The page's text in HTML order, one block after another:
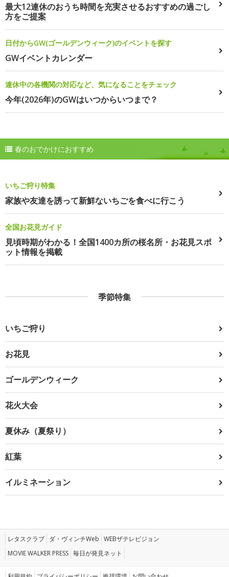
最大12連休のおうち時間を充実させるおすすめの過ごし
方をご提案
日付からGW(ゴールデンウィーク)のイベントを探す
GWイベントカレンダー
連休中の各機関の対応など、気になることをチェック
今年(2026年)のGWはいつからいつまで？
春のおでかけにおすすめ
いちご狩り特集
家族や友達を誘って新鮮ないちごを食べに行こう
全国お花見ガイド
見頃時期がわかる！全国1400カ所の桜名所・お花見スポ
ット情報を掲載
季節特集
いちご狩り
お花見
ゴールデンウィーク
花火大会
夏休み（夏祭り）
紅葉
イルミネーション
レタスクラブ ダ・ヴィンチWeb WEBザテレビジョン
MOVIE WALKER PRESS 毎日が発見ネット